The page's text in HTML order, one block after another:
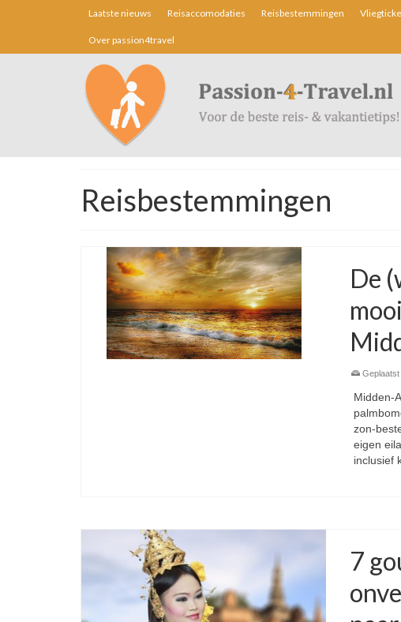
Laatste nieuws Reisaccomodaties Reisbestemmingen
Over passion4travel
Reisbestemmingen
De
Geplaatst
Midden-
zon-
eigen
inclusief
7